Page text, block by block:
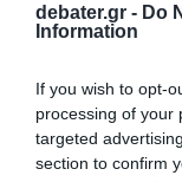
debater.gr - Do
Information
If you wish to opt-
processing of your
targeted
section to confirm